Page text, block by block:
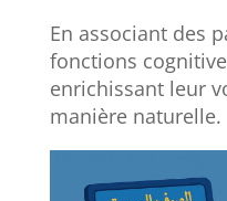
En associant des
fonctions
enrichissant leur
manière naturelle.